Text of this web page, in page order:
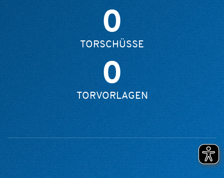
0
TORSCHÜSSE
0
TORVORLAGEN